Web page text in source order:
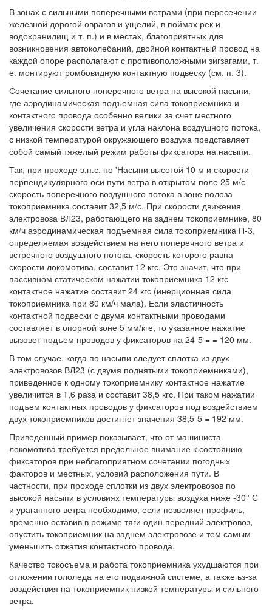
В зонах с сильными поперечными ветрами (при пересечении
железной дорогой оврагов и ущелий, в поймах рек и
водохранилищ и т. п.) и в местах, благоприятных для
возникновения автоколебаний, двойной контактный провод на
каждой опоре располагают с противоположными зигзагами, т.
е. монтируют ромбовидную контактную подвеску (см. п. 3).
Сочетание сильного поперечного ветра на высокой насыпи,
где аэродинамическая подъемная сила токоприемника и
контактного провода особенно велики за счет местного
увеличения скорости ветра и угла наклона воздушного потока,
с низкой температурой окружающего воздуха представляет
собой самый тяжелый режим работы фиксатора на насыпи.
Так, при проходе э.п.с. но 'Насыпи высотой 10 м и скорости
перпендикулярного оси пути ветра в открытом поле 25 м/с
скорость поперечного воздушного потока в зоне полоза
токоприемника составит 32,5 м/с. При скорости движения
электровоза ВЛ23, работающего на заднем токоприемнике, 80
км/ч аэродинамическая подъемная сила токоприемника П-3,
определяемая воздействием на него поперечного ветра и
встречного воздушного потока, скорость которого равна
скорости локомотива, составит 12 кгс. Это значит, что при
пассивном статическом нажатии токоприемника 12 кгс
контактное нажатие составит 24 кгс (инерционная сила
токоприемника при 80 км/ч мала). Если эластичность
контактной подвески с двумя контактными проводами
составляет в опорной зоне 5 мм/кге, то указанное нажатие
вызовет подъем проводов у фиксаторов на 24-5 = = 120 мм.
В том случае, когда по насыпи следует сплотка из двух
электровозов ВЛ23 (с двумя поднятыми токоприемниками),
приведенное к одному токоприемнику контактное нажатие
увеличится в 1,6 раза и составит 38,5 кгс. При таком нажатии
подъем контактных проводов у фиксаторов под воздействием
двух токоприемников достигнет значения 38,5-5 = 192 мм.
Приведенный пример показывает, что от машиниста
локомотива требуется предельное внимание к состоянию
фиксаторов при неблагоприятном сочетании погодных
факторов и местных, условий расположения пути. В
частности, при проходе сплотки из двух электровозов по
высокой насыпи в условиях температуры воздуха ниже -30° С
и ураганного ветра необходимо, если позволяет профиль,
временно оставив в режиме тяги один передний электровоз,
опустить токоприемник на заднем электровозе и тем самым
уменьшить отжатия контактного провода.
Качество токосъема и работа токоприемника ухудшаются при
отложении гололеда на его подвижной системе, а также ьз-за
воздействия на токоприемник низкой температуры и сильного
ветра.